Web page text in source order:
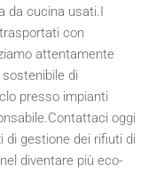
da cucina usati.I
con
attentamente
di
presso impianti
oggi
di gestione dei rifiuti di
diventare più eco-